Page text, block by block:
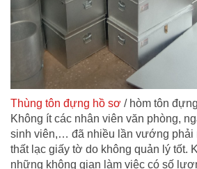
Thùng tôn đựng hồ sơ / hòm tôn
Không ít các nhân viên văn phòng,
sinh viên,… đã nhiều lần vướng phải
thất lạc giấy tờ do không quản lý tốt.
những không gian làm việc có số